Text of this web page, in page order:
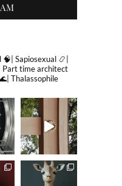
🧠| Sapiosexual 📿|
time architect
Thalassophile